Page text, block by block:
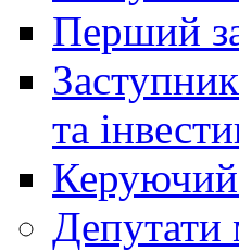
Перший
та
Керуючий
Депутати